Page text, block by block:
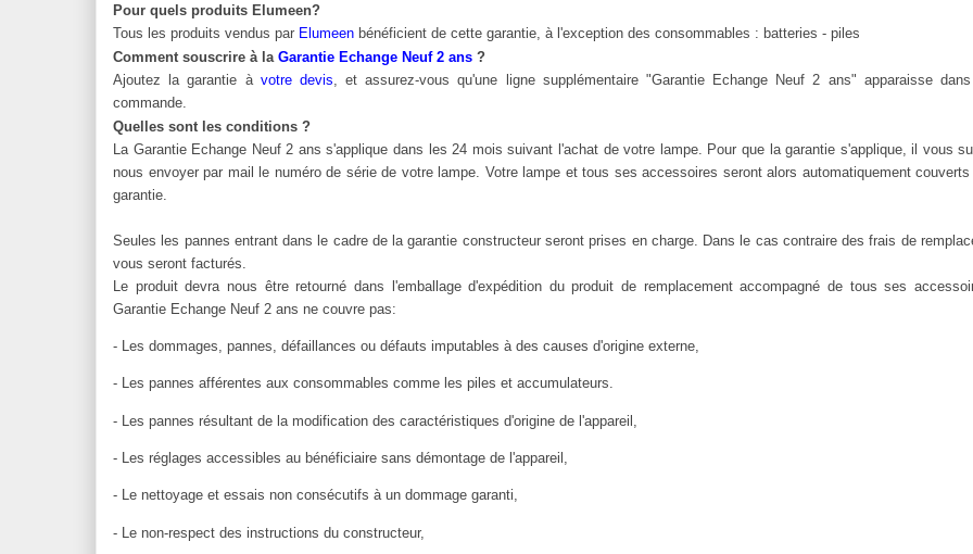
Pour quels produits Elumeen?
Tous les produits vendus par Elumeen bénéficient de cette garantie, à l'exception des consommables : batteries - piles
Comment souscrire à la Garantie Echange Neuf 2 ans ?
Ajoutez la garantie à votredevis , et assurez-vous qu'une ligne supplémentaire "Garantie Echange Neuf 2 ans" apparaisse
commande
Quelles sont les conditions ?
La Garantie Echange Neuf 2 ans s'applique dans les 24 mois suivant l'achat de votre lampe. Pour que la garantie s'applique, il vous
nous envoyer par mail le numéro de série de votre lampe. Votre lampe et tous ses accessoires seront alors automatiquement
garantie.
Seules les pannes entrant dans le cadre de la garantie constructeur seront prises en charge. Dans le cas contraire des frais de
vous seront facturés.
Le produit devra nous être retourné dans l'emballage d'expédition du produit de remplacement accompagné de tous ses
Garantie Echange Neuf 2 ans ne couvre pas:
- Les dommages, pannes, défaillances ou défauts imputables à des causes d'origine externe,
- Les pannes afférentes aux consommables comme les piles et accumulateurs.
- Les pannes résultant de la modification des caractéristiques d'origine de l'appareil,
- Les réglages accessibles au bénéficiaire sans démontage de l'appareil,
- Le nettoyage et essais non consécutifs à un dommage garanti,
- Le non-respect des instructions du constructeur,